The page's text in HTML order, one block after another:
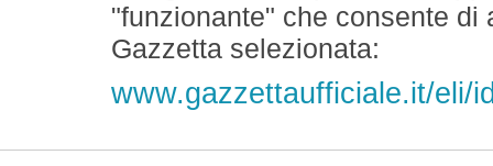
"funzionante" che consente
Gazzetta selezionata:
www.gazzettaufficiale.it/eli/